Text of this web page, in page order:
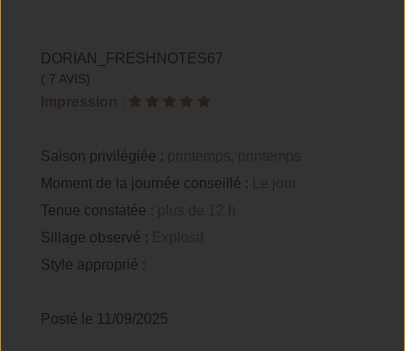
DORIAN_FRESHNOTES67
( 7 AVIS)
Impression :
Saison privilégiée : printemps, printemps
Moment de la journée conseillé :
Le jour
Tenue constatée : plus de 12 h
Sillage observé : Explosif
Style approprié :
Posté le 11/09/2025